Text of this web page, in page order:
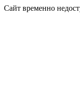
Сайт временно